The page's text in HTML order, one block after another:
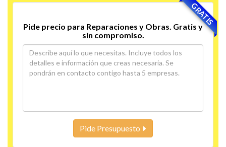
GRATIS
Pide precio para Reparaciones y Obras. Gratis y
sin compromiso.
Pide Presupuesto